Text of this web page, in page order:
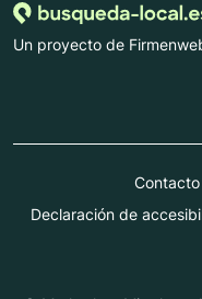
Un proyecto de
Contacto
Declaración de